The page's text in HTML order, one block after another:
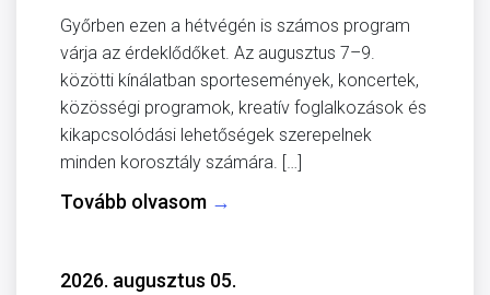
Győrben ezen a hétvégén is számos program
várja az érdeklődőket. Az augusztus 7–9.
közötti kínálatban sportesemények, koncertek,
közösségi programok, kreatív foglalkozások és
kikapcsolódási lehetőségek szerepelnek
minden korosztály számára. […]
Tovább olvasom →
2026. augusztus 05.